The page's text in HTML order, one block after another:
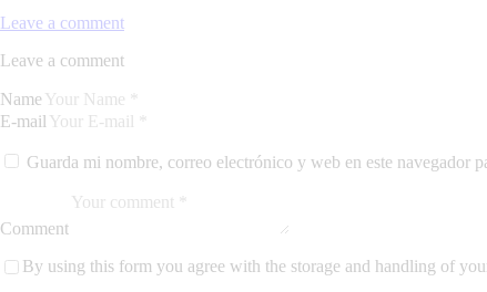
Leave a comment
Leave a comment
Name
E-mail
Guarda mi nombre, correo electrónico y web en este navegador
Comment
By using this form you agree with the storage and handling of